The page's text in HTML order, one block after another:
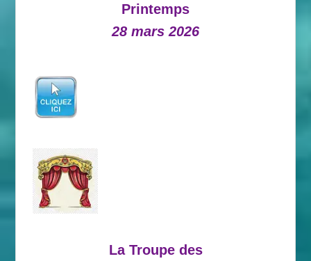
Printemps
28 mars 2026
La Troupe des